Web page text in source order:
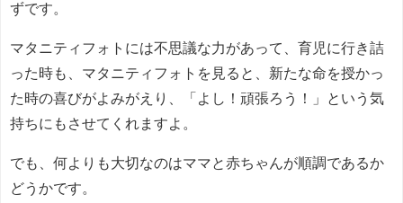
ずです。
マタニティフォトには不思議な力があって、育児に行き詰
った時も、マタニティフォトを見ると、新たな命を授かっ
た時の喜びがよみがえり、「よし！頑張ろう！」という気
持ちにもさせてくれますよ。
でも、何よりも大切なのはママと赤ちゃんが順調であるか
どうかです。